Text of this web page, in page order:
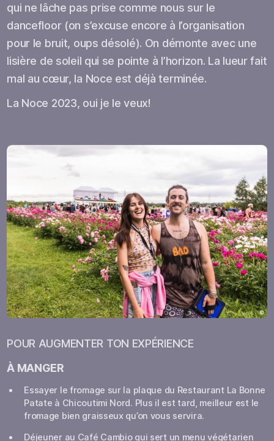
qui ne lâche pas prise comme nous sur le
dancefloor (on s’excuse encore à l’organisation
pour le bruit, oups désolé). On démonte avec une
lisière de soleil qui se pointe à l’horizon. La lueur fait
mal au cœur, la Noce est déjà terminée.
La Noce 2023, oui je le veux!
POUR AUGMENTER TON EXPÉRIENCE
À MANGER
Essayer le fromage sur la plaque du Restaurant La Bonne
Patate à Chicoutimi Nord. Plus il est tard, meilleur est le
fromage bien graisseux qu’on vous servira.
Déjeuner au Café Cambio qui sert un menu végétarien